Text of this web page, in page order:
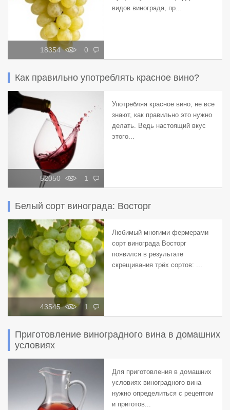
0
18354
видов винограда, пр...
Как правильно употреблять красное вино?
1
52050
Употребляя красное вино, не все
знают, как правильно это нужно
делать. Ведь настоящий вкус
этого...
Белый сорт винограда: Восторг
1
43545
Любимый многими фермерами
сорт винограда Восторг
появился в результате
скрещивания трёх сортов: ...
Приготовление виноградного вина в домашних
условиях
Для приготовления в домашних
условиях виноградного вина
нужно определиться с рецептом
и приготов...